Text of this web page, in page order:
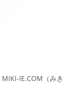
MIKI-IE.COM（みき